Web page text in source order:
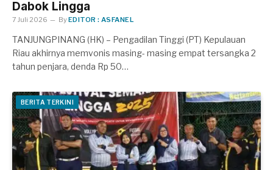
Dabok Lingga
7 Juli 2026 ByEDITOR : ASFANEL
TANJUNGPINANG (HK) – Pengadilan Tinggi (PT) Kepulauan
Riau akhirnya memvonis masing- masing empat tersangka 2
tahun penjara, denda Rp 50…
BERITA TERKINI